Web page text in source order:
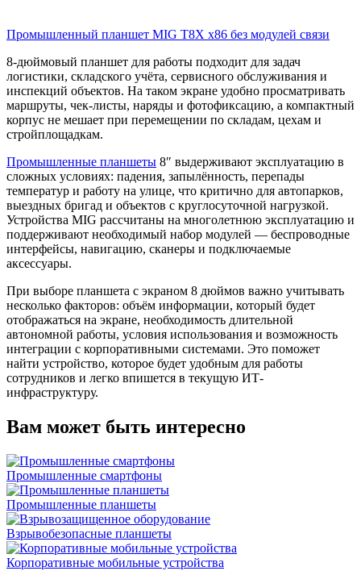
Промышленный планшет MIG T8X x86 без модулей связи
8‑дюймовый планшет для работы подходит для задач
логистики, складского учёта, сервисного обслуживания и
инспекций объектов. На таком экране удобно просматривать
маршруты, чек‑листы, наряды и фотофиксацию, а компактный
корпус не мешает при перемещении по складам, цехам и
стройплощадкам.
Промышленные планшеты 8″ выдерживают эксплуатацию в
сложных условиях: падения, запылённость, перепады
температур и работу на улице, что критично для автопарков,
выездных бригад и объектов с круглосуточной нагрузкой.
Устройства MIG рассчитаны на многолетнюю эксплуатацию и
поддерживают необходимый набор модулей — беспроводные
интерфейсы, навигацию, сканеры и подключаемые
аксессуары.
При выборе планшета с экраном 8 дюймов важно учитывать
несколько факторов: объём информации, который будет
отображаться на экране, необходимость длительной
автономной работы, условия использования и возможность
интеграции с корпоративными системами. Это поможет
найти устройство, которое будет удобным для работы
сотрудников и легко впишется в текущую ИТ-
инфраструктуру.
Вам может быть интересно
Промышленные смартфоны
Промышленные планшеты
Взрывобезопасные планшеты
Корпоративные мобильные устройства